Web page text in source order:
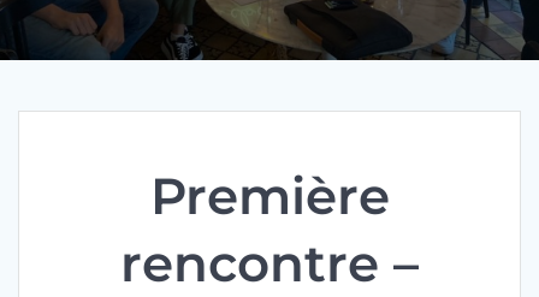
Première
rencontre –